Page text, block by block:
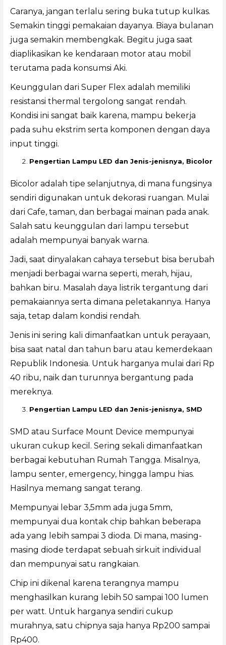
Caranya, jangan terlalu sering buka tutup kulkas.
Semakin tinggi pemakaian dayanya. Biaya bulanan
juga semakin membengkak. Begitu juga saat
diaplikasikan ke kendaraan motor atau mobil
terutama pada konsumsi Aki.
Keunggulan dari Super Flex adalah memiliki
resistansi thermal tergolong sangat rendah.
Kondisi ini sangat baik karena, mampu bekerja
pada suhu ekstrim serta komponen dengan daya
input tinggi.
Pengertian Lampu LED dan Jenis-jenisnya, Bicolor
Bicolor adalah tipe selanjutnya, di mana fungsinya
sendiri digunakan untuk dekorasi ruangan. Mulai
dari Cafe, taman, dan berbagai mainan pada anak.
Salah satu keunggulan dari lampu tersebut
adalah mempunyai banyak warna.
Jadi, saat dinyalakan cahaya tersebut bisa berubah
menjadi berbagai warna seperti, merah, hijau,
bahkan biru. Masalah daya listrik tergantung dari
pemakaiannya serta dimana peletakannya. Hanya
saja, tetap dalam kondisi rendah.
Jenis ini sering kali dimanfaatkan untuk perayaan,
bisa saat natal dan tahun baru atau kemerdekaan
Republik Indonesia. Untuk harganya mulai dari Rp
40 ribu, naik dan turunnya bergantung pada
mereknya.
Pengertian Lampu LED dan Jenis-jenisnya, SMD
SMD atau Surface Mount Device mempunyai
ukuran cukup kecil. Sering sekali dimanfaatkan
berbagai kebutuhan Rumah Tangga. Misalnya,
lampu senter, emergency, hingga lampu hias.
Hasilnya memang sangat terang.
Mempunyai lebar 3,5mm ada juga 5mm,
mempunyai dua kontak chip bahkan beberapa
ada yang lebih sampai 3 dioda. Di mana, masing-
masing diode terdapat sebuah sirkuit individual
dan mempunyai satu rangkaian.
Chip ini dikenal karena terangnya mampu
menghasilkan kurang lebih 50 sampai 100 lumen
per watt. Untuk harganya sendiri cukup
murahnya, satu chipnya saja hanya Rp200 sampai
Rp400.